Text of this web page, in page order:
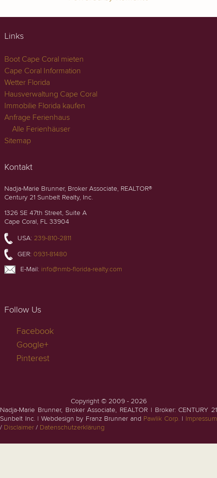
Links
Boot Cape Coral mieten
Cape Coral Information
Wetter Florida
Hausverwaltung Cape Coral
Immobilie Florida kaufen
Anfrage Ferienhaus
Alle Ferienhäuser
Sitemap
Kontakt
Nadja-Marie Brunner, Broker Associate, REALTOR®
Century 21 Sunbelt Realty, Inc.
1326 SE 47th Street, Suite A
Cape Coral, FL 33904
USA: 239-810-2811
GER: 0931-81480
E-Mail: info@nmb-florida-realty.com
Follow Us
Facebook
Google+
Pinterest
Copyright © 2009 - 2026
Nadja-Marie Brunner, Broker Associate, REALTOR | Broker: CENTURY 21
Sunbelt Inc. | Webdesign by Franz Brunner and Pawlik Corp. | Impressum
/ Disclaimer / Datenschutzerklärung